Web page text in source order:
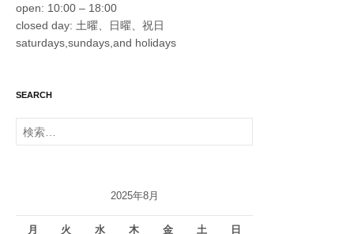
open: 10:00 – 18:00
closed day: 土曜、日曜、祝日
saturdays,sundays,and holidays
SEARCH
検
索:
2025年8月
月 火 水 木 金 土 日